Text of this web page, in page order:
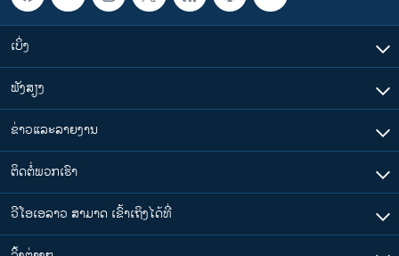
ເບິ່ງ
ຟັງສຽງ
ຂ່າວແລະລາຍງານ
ຕິດຕໍ່ພວກເຮົາ
ວີໂອເອລາວ ສາມາດ ເຂົ້າເຖິງໄດ້ທີ່